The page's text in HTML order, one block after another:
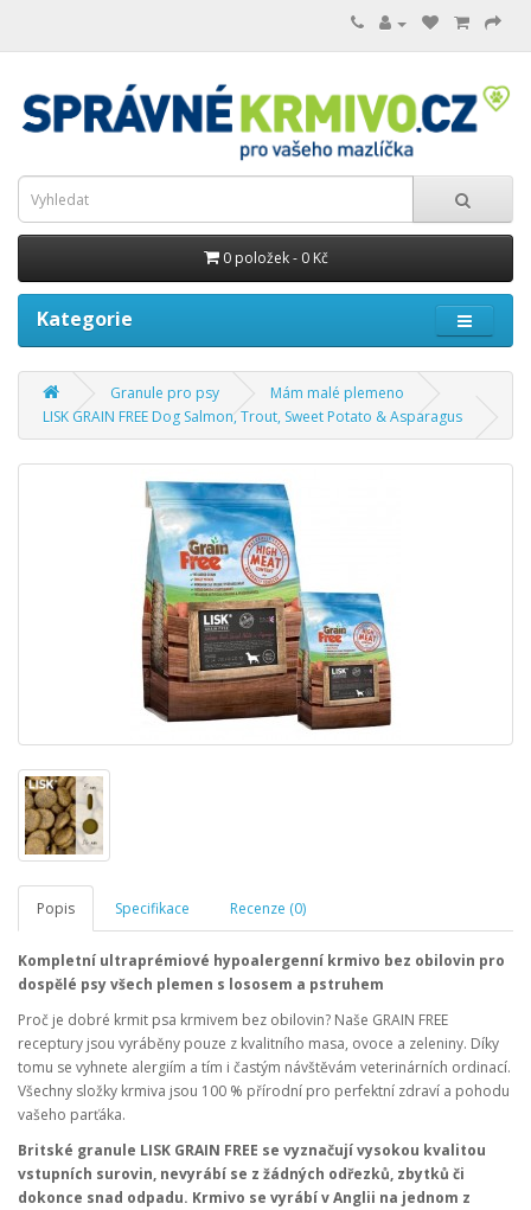
0 položek - 0 Kč
Kategorie
Granule pro psy
Mám malé plemeno
LISK GRAIN FREE Dog Salmon, Trout, Sweet Potato & Asparagus
Popis Specifikace Recenze (0)
Kompletní ultraprémiové hypoalergenní krmivo bez obilovin pro
dospělé psyvšech plemen s lososem a pstruhem
Proč je dobré krmit psa krmivem bez obilovin? Naše GRAIN FREE
receptury jsou vyráběny pouze z kvalitního masa, ovoce a zeleniny. Díky
tomu se vyhnete alergiím a tím i častým návštěvám veterinárních ordinací.
Všechny složky krmiva jsou 100 % přírodní pro perfektní zdraví a pohodu
vašeho parťáka.
Britské granule LISK GRAIN FREE se vyznačují vysokou kvalitou
vstupních surovin, nevyrábí se z žádných odřezků, zbytků či
dokonce snad odpadu. Krmivo se vyrábí v Anglii na jednom z